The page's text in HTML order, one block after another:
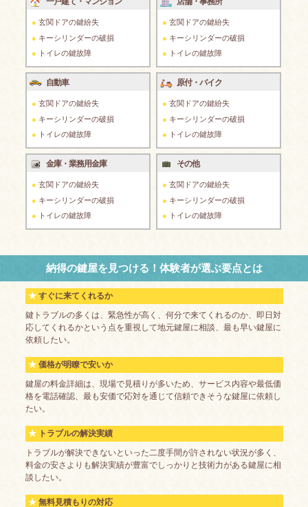
玄関ドアの鍵紛失
キーシリンダーの破損
トイレの鍵故障
玄関ドアの鍵紛失
キーシリンダーの破損
トイレの鍵故障
自動車
玄関ドアの鍵紛失
キーシリンダーの破損
トイレの鍵故障
原付・バイク
玄関ドアの鍵紛失
キーシリンダーの破損
トイレの鍵故障
金庫・業務用金庫
玄関ドアの鍵紛失
キーシリンダーの破損
トイレの鍵故障
その他
玄関ドアの鍵紛失
キーシリンダーの破損
トイレの鍵故障
納得の鍵屋を見つける！体験者が選ぶ要点とは
すぐに来てくれるか
鍵トラブルの多くは、緊急性が高く、何分で来てくれるのか、即日対
応してくれるかという点を重視して地元鍵屋に相談、最も早い鍵屋に
依頼したい。
価格が明瞭で安いか
鍵屋の料金詳細は、現場で見積りが多いため、サービス内容や最低価
格を電話確認、最も安価で応対を通じて信頼できそうな鍵屋に依頼し
たい。
トラブルの解決実績
トラブルが解決できないといった二度手間が許されない状況が多く、
料金の安さよりも解決実績が豊富でしっかりと技術力がある鍵屋に相
談したい。
無料見積もりの対応